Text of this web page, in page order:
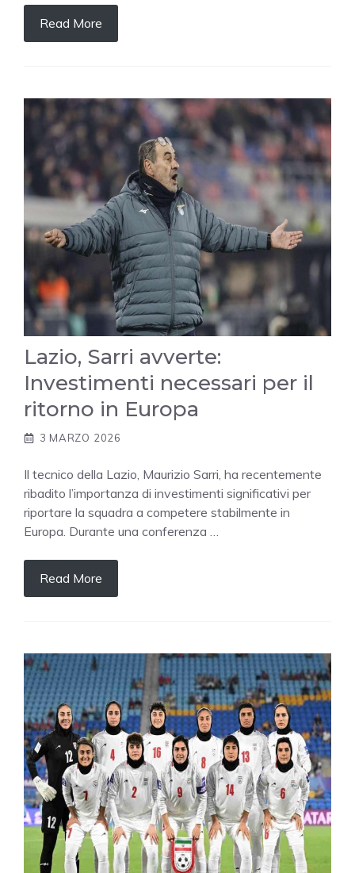
Read More
Lazio, Sarri avverte:
Investimenti necessari per il
ritorno in Europa
3 MARZO 2026
Il tecnico della Lazio, Maurizio Sarri, ha recentemente
ribadito l’importanza di investimenti significativi per
riportare la squadra a competere stabilmente in
Europa. Durante una conferenza …
Read More